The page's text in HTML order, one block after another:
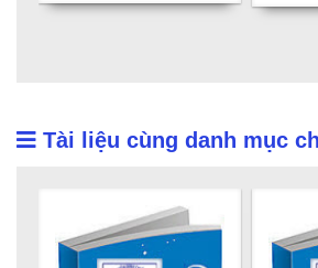
Tài liệu cùng danh mục